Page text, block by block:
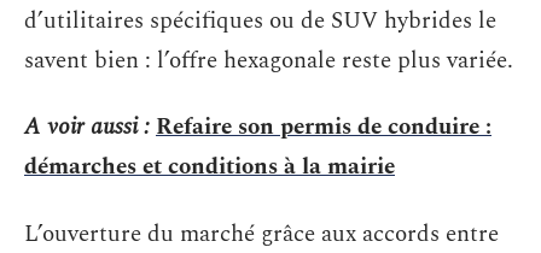
d’utilitaires spécifiques ou de SUV hybrides le
savent bien : l’offre hexagonale reste plus variée.
A voir aussi :Refaire son permis de conduire :
démarches et conditions à la mairie
L’ouverture du marché grâce aux accords entre